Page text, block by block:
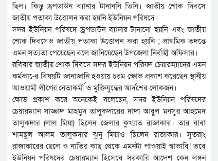
ছিল। কিন্তু ড্রপডাউন ব্যানার টানাননি তিনি। জাতীয় শোক দিবসে
জাতীয় পতাকা উত্তোলন করা হয়নি ইউনিয়ন পরিষদে।
সদর ইউনিয়ন পরিষদে ড্রপডাউন ব্যানার টানানো হয়নি এবং জাতীয়
শোক দিবসেও জাতীয় পতাকা উত্তোলন করা হয়নি ; প্রাথমিক তদন্তে
এমন সত্যতা পেয়েছেন বলে জানিয়েছেন উপজেলা নির্বাহী অফিসার।
রবিবার জাতীয় শোক দিবসে সদর ইউনিয়ন পরিষদ চেয়ারম্যানের এমন
কর্মকা-ের বিষয়টি জানাজানি হওয়ায় চরম ক্ষোভ প্রকাশ করেছেন স্থানীয়
আওয়ামী লীগের নেতাকর্মী ও মুক্তিযুদ্ধের আর্দশের লোকজন।
ক্ষোভ প্রকাশ করে অনেকেই বলেছেন, সদর ইউনিয়ন পরিষদের
চেয়ারম্যান সাজ্জাদ মাহমুদ তালুকদারের দাদা আবুল মনসুর আহমেদ
তালুকদার (লাল মিয়া) ছিলেন জেলার কুখ্যাত রাজাকার। তার বাবা
শামছুল আলম তালুকদার ঝুনু মিয়াও ছিলেন রাজাকার। সুতরাং
রাজাকারের ছেলে ও নাতির কাছ থেকে এমনটা পাওয়াই স্বাভাবি! তবে
ইউনিয়ন পরিষদের চেয়ারম্যান হিসেবে সরকারি আদেশ কেন লঙ্গন